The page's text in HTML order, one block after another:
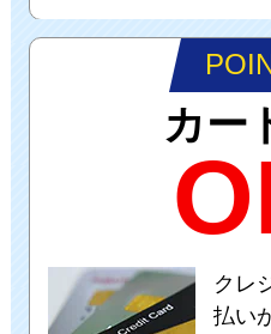
カー
クレ
払い